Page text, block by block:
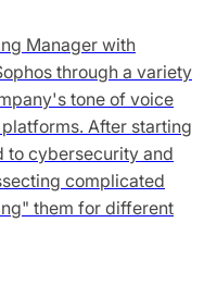
Manager with
through a variety
tone of voice
After starting
to cybersecurity and
complicated
them for different